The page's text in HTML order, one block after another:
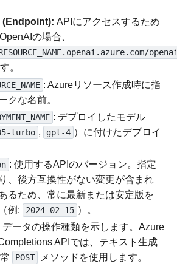
(Endpoint): APIにアクセスするため
の場合、
。
: Azureリソース作成時に指
クな名前。
: デプロイしたモデル
turbo , gpt-4 ）に付けたデプロイ
: 使用するAPIのバージョン。指定
、後方互換性がない変更が含まれ
るため、常に最新または安定版を
例:
2024-02-15 ）。
データの操作種類を示します。Azure
APIでは、テキスト生成
POST
メソッドを使用します。